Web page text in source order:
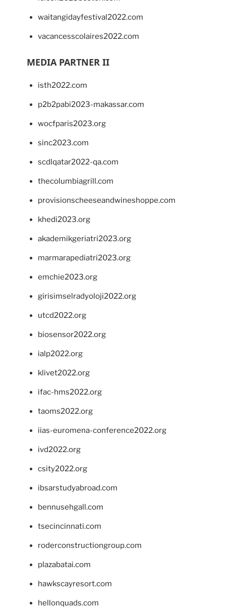
waitangidayfestival2022.com
vacancesscolaires2022.com
MEDIA PARTNER II
isth2022.com
p2b2pabi2023-makassar.com
wocfparis2023.org
sinc2023.com
scdlqatar2022-qa.com
thecolumbiagrill.com
provisionscheeseandwineshoppe.com
khedi2023.org
akademikgeriatri2023.org
marmarapediatri2023.org
emchie2023.org
girisimselradyoloji2022.org
utcd2022.org
biosensor2022.org
ialp2022.org
klivet2022.org
ifac-hms2022.org
taoms2022.org
iias-euromena-conference2022.org
ivd2022.org
csity2022.org
ibsarstudyabroad.com
bennusehgall.com
tsecincinnati.com
roderconstructiongroup.com
plazabatai.com
hawkscayresort.com
hellonquads.com